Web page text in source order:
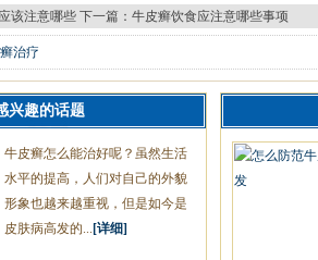
该注意哪些 下一篇： 牛皮癣饮食应注意哪些事项
治疗
兴趣的话题
牛皮癣怎么能治好呢？虽然生活
水平的提高，人们对自己的外貌
形象也越来越重视，但是如今是
皮肤病高发的... [详细]